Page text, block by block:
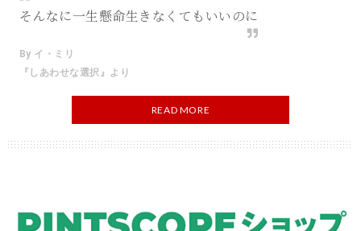
そんなに一生懸命生きなくてもいいのに
By イ・ミリ
『しあわせな選択』より
READ MORE